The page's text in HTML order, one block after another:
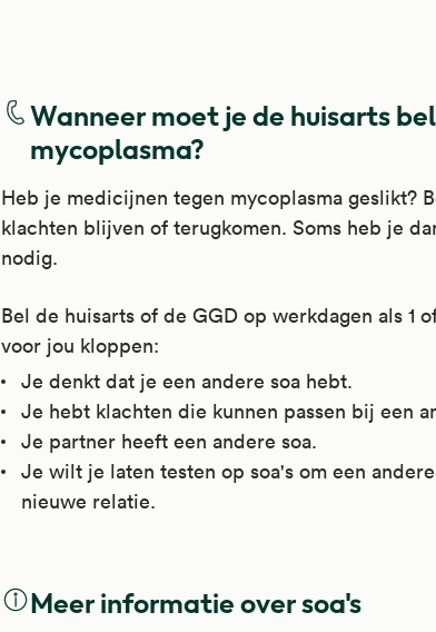
Azitromycine is een macrolide-
antibiotica werken tegen infecties met
Artsen schrijven het voor bij infecties met
luchtweginfecties (longontsteking, acute
bijholteontsteking);
geslachtsziekten (SOA), namelijk
gonorroe en chancroïd (zachte sjanker);
huidinfecties, zoals wondroos.
Artsen schrijven het soms voor bij:
diarree;
COPD;
Wanneer moet je de huisarts
mycoplasma?
Heb je medicijnen tegen mycoplasma geslikt?
klachten blijven of terugkomen. Soms heb je
nodig.
Bel de huisarts of de GGD op werkdagen als 1
voor jou kloppen:
Je denkt dat je een andere soa hebt.
Je hebt klachten die kunnen passen bij een
Je partner heeft een andere soa.
Je wilt je laten testen op soa's om een
nieuwe relatie.
Meer informatie over soa's